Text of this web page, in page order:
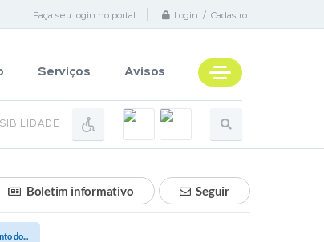
Faça seu login no portal Login / Cadastro
Serviços Avisos
Seguir
Boletim informativo
do...